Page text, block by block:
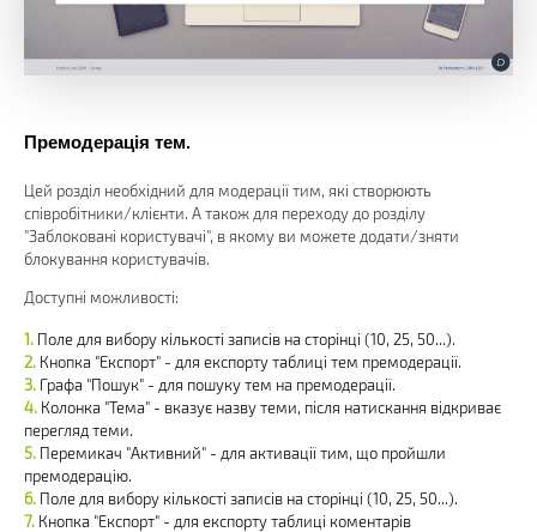
Премодерація тем.
Цей розділ необхідний для модерації тим, які створюють
співробітники/клієнти. А також для переходу до розділу
"Заблоковані користувачі", в якому ви можете додати/зняти
блокування користувачів.
Доступні можливості:
Поле для вибору кількості записів на сторінці (10, 25, 50...).
Кнопка "Експорт" - для експорту таблиці тем премодерації.
Графа "Пошук" - для пошуку тем на премодерації.
Колонка "Тема" - вказує назву теми, після натискання відкриває
перегляд теми.
Перемикач "Активний" - для активації тим, що пройшли
премодерацію.
Поле для вибору кількості записів на сторінці (10, 25, 50...).
Кнопка "Експорт" - для експорту таблиці коментарів